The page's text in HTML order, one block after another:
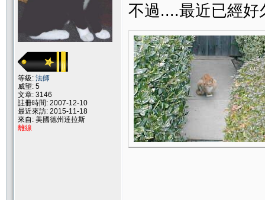
等級: 法師
威望: 5
文章: 3146
註冊時間: 2007-12-10
最近來訪: 2015-11-18
來自: 美國德州達拉斯
離線
不過....最近已經好